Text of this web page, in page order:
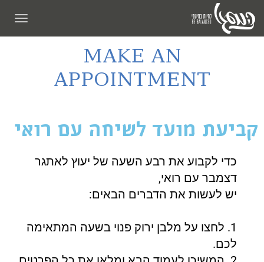
MAKE AN
APPOINTMENT
קביעת מועד לשיחה עם רואי
כדי לקבוע את רבע השעה של יעוץ לאתגר
דצמבר עם רואי,
יש לעשות את הדברים הבאים:
1. לחצו על מלבן ירוק פנוי בשעה המתאימה
לכם.